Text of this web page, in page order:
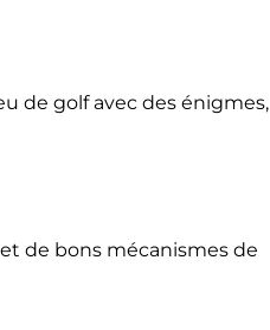
de golf avec des énigmes,
de bons mécanismes de